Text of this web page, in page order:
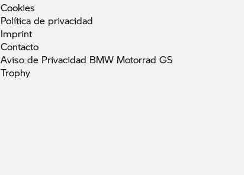
Cookies
Política de privacidad
Imprint
Contacto
Aviso de Privacidad BMW Motorrad GS
Trophy